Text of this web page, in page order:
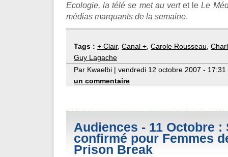
Ecologie, la télé se met au vertet leLe
médias marquants de la semaine.
Tags : + Clair, Canal + Carole Rousseau
Guy Lagache
Par Kwaelbi | vendredi 12 octobre 2007 -
un commentaire
Audiences - 11 Octobre :
confirmé pour Femmes
Prison Break